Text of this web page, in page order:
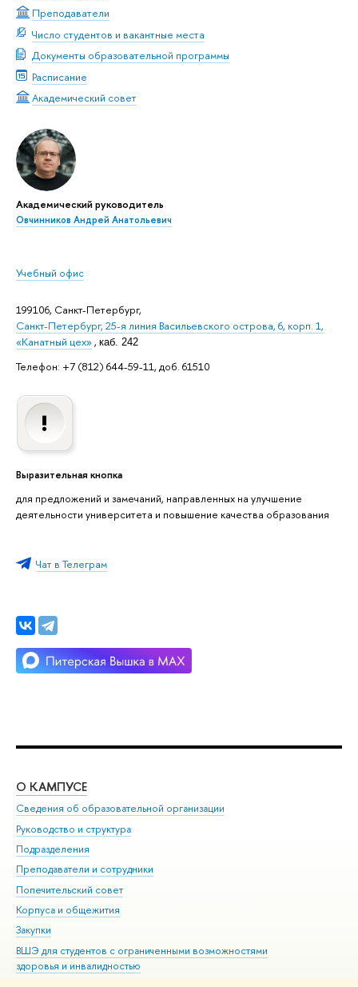
Преподаватели
Число студентов и вакантные места
Документы образовательной программы
Расписание
Академический совет
Академический руководитель
Овчинников Андрей Анатольевич
Учебный офис
199106, Санкт-Петербург,
Санкт-Петербург, 25-я линия Васильевского острова, 6, корп. 1,
«Канатный цех», каб. 242
Телефон: +7 (812) 644-59-11, доб. 61510
Выразительная кнопка
для предложений и замечаний, направленных на улучшение
деятельности университета и повышение качества образования
Чат в Телеграм
О КАМПУСЕ
Сведения об образовательной организации
Руководство и структура
Подразделения
Преподаватели и сотрудники
Попечительский совет
Корпуса и общежития
Закупки
ВШЭ для студентов с ограниченными возможностями
здоровья и инвалидностью